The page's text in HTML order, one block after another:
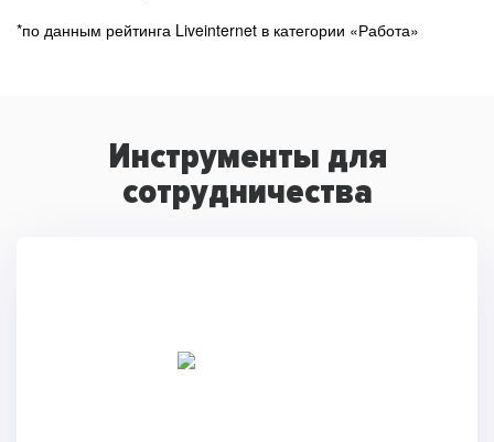
*по данным рейтинга Liveinternet в категории «Работа»
Инструменты для
сотрудничества